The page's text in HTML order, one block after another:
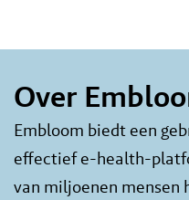
Over
Embloom biedt een
effectief e-health-
van miljoenen